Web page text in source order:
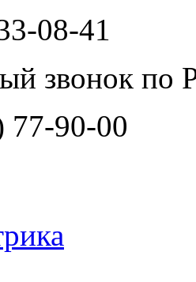
08-41
звонок по
77-90-00